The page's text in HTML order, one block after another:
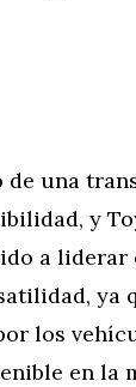
una
y
a liderar
ya
los
en la